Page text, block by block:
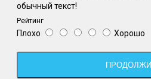
обычный текст!
Рейтинг
Плохо Хорошо